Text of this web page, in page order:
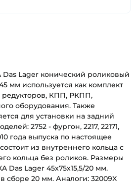
Lager конический роликовый
мм используется как комплект
редукторов, КПП, РКПП,
оборудования. Также
для установки на задний
2752 - фургон, 2217, 22171,
года выпуска по настоящее
из внутреннего кольца с
кольца без роликов. Размеры
Das Lager 45х75х15,5/20 мм.
20 мм. Аналоги: 32009X